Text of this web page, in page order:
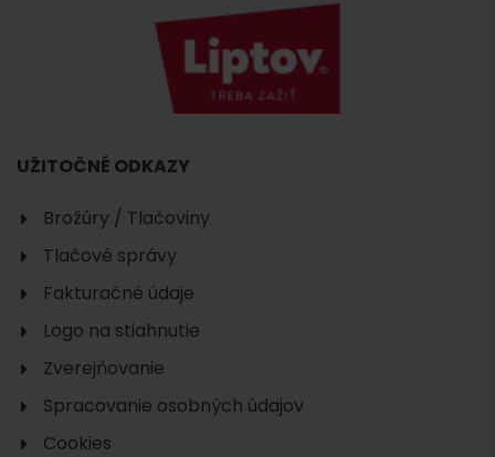
UŽITOČNÉ ODKAZY
Brožúry / Tlačoviny
Tlačové správy
Fakturačné údaje
Logo na stiahnutie
Zverejňovanie
Spracovanie osobných údajov
Cookies